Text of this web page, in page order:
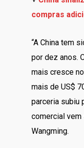
compras
“A China tem
por dez anos.
mais cresce
mais de US$
parceria subiu
comercial vem
Wangming.